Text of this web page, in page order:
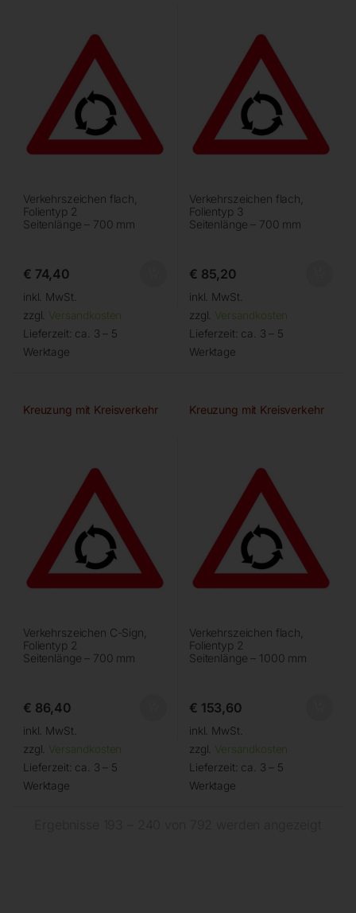
Verkehrszeichen flach,
Folientyp 2
Seitenlänge – 700 mm
€ 74,40
inkl. MwSt.
zzgl. Versandkosten
Lieferzeit: ca. 3 – 5
Werktage
Verkehrszeichen flach,
Folientyp 3
Seitenlänge – 700 mm
€ 85,20
inkl. MwSt.
zzgl. Versandkosten
Lieferzeit: ca. 3 – 5
Werktage
Kreuzung mit Kreisverkehr
Verkehrszeichen C-Sign,
Folientyp 2
Seitenlänge – 700 mm
€ 86,40
inkl. MwSt.
zzgl. Versandkosten
Lieferzeit: ca. 3 – 5
Werktage
Kreuzung mit Kreisverkehr
Verkehrszeichen flach,
Folientyp 2
Seitenlänge – 1000 mm
€ 153,60
inkl. MwSt.
zzgl. Versandkosten
Lieferzeit: ca. 3 – 5
Werktage